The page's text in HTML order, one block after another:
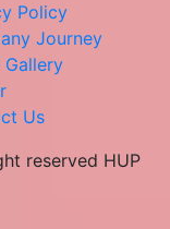
Policy
Journey
Gallery
Us
reserved HUP